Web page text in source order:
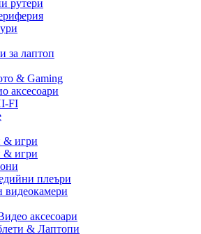
рутери
за лаптоп
& Gaming
аксесоари
FI
& игри
& игри
плеъри
видеокамери
аксесоари
& Лаптопи